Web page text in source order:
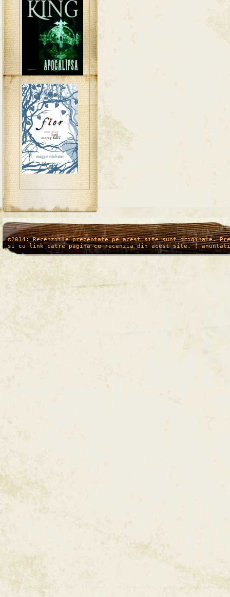
/* */
©2014: Recenziile prezentate pe acest site sunt originale.
si cu link catre pagina cu recenzia din acest site. (